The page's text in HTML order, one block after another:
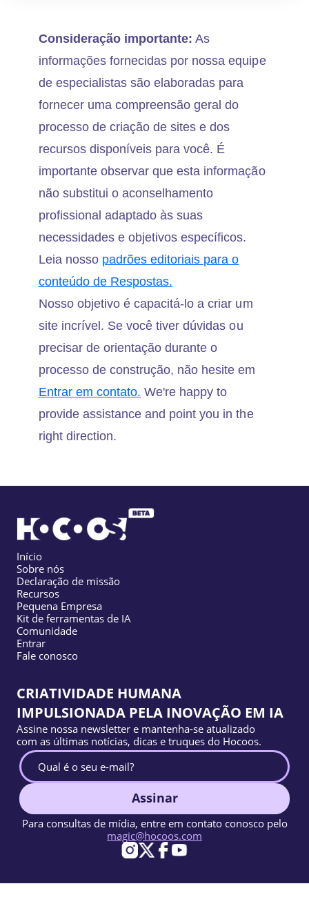
Consideração importante: As
informações fornecidas por nossa equipe
de especialistas são elaboradas para
fornecer uma compreensão geral do
processo de criação de sites e dos
recursos disponíveis para você. É
importante observar que esta informação
não substitui o aconselhamento
profissional adaptado às suas
necessidades e objetivos específicos.
Leia nosso padrões editoriais para o
conteúdo de Respostas.
Nosso objetivo é capacitá-lo a criar um
site incrível. Se você tiver dúvidas ou
precisar de orientação durante o
processo de construção, não hesite em
Entrar em contato. We're happy to
provide assistance and point you in the
right direction.
Início
Sobre nós
Declaração de missão
Recursos
Pequena Empresa
Kit de ferramentas de IA
Comunidade
Entrar
Fale conosco
CRIATIVIDADE HUMANA
IMPULSIONADA PELA INOVAÇÃO EM IA
Assine nossa newsletter e mantenha-se atualizado
com as últimas notícias, dicas e truques do Hocoos.
Assinar
Para consultas de mídia, entre em contato conosco pelo
magic@hocoos.com